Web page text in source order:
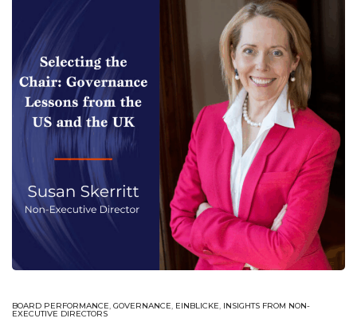
BOARD PERFORMANCE, GOVERNANCE, EINBLICKE, INSIGHTS FROM NON-
EXECUTIVE DIRECTORS